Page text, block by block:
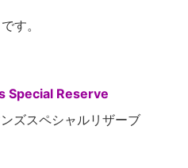
す。
Special Reserve
ズスペシャルリザーブ